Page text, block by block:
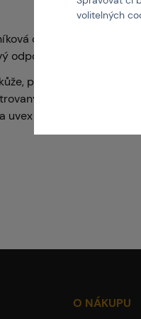
obuv s ocelovou
odpor < 35 Megaohmů.
podšívka z
límec svršku. PUR
uvex anti-twist pro lepší
O NÁKUPU
volitelných